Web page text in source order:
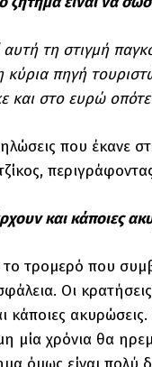
τη στιγμή
κύρια πηγή
στο ευρώ οπότε
που έκανε
και κάποιες
τρομερό που
Οι κρατήσεις
ακυρώσεις.
μία χρόνια θα